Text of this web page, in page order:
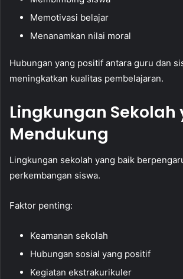
Memotivasi belajar
Menanamkan nilai moral
Hubungan yang positif antara guru dan
meningkatkan kualitas pembelajaran.
Lingkungan Sekolah
Mendukung
Lingkungan sekolah yang baik
perkembangan siswa.
Faktor penting:
Keamanan sekolah
Hubungan sosial yang positif
Kegiatan ekstrakurikuler